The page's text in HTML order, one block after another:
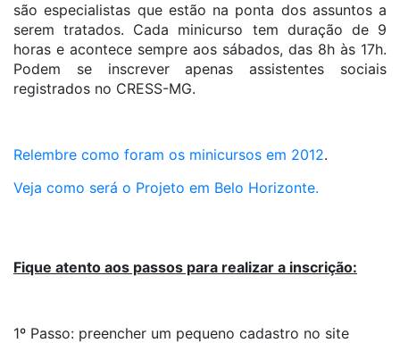
são especialistas que estão na ponta dos assuntos a
serem tratados. Cada minicurso tem duração de 9
horas e acontece sempre aos sábados, das 8h às 17h.
Podem se inscrever apenas assistentes sociais
registrados no CRESS-MG.
Relembre como foram os minicursos em 2012.
Veja como será o Projeto em Belo Horizonte.
Fique atento aos passos para realizar a inscrição:
1º Passo: preencher um pequeno cadastro no site